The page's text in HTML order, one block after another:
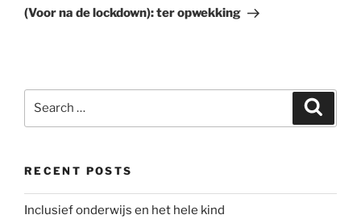
Post
(Voor na de lockdown): ter opwekking
RECENT POSTS
Inclusief onderwijs en het hele kind